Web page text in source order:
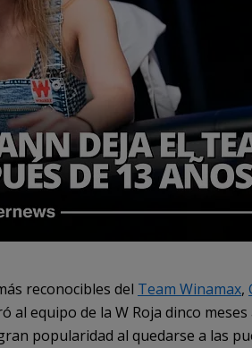
reconocibles del Team Winamax,
al equipo de la W Roja dinco meses
popularidad al quedarse a las